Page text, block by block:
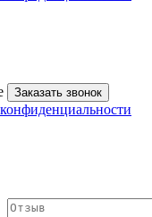
Заказать звонок